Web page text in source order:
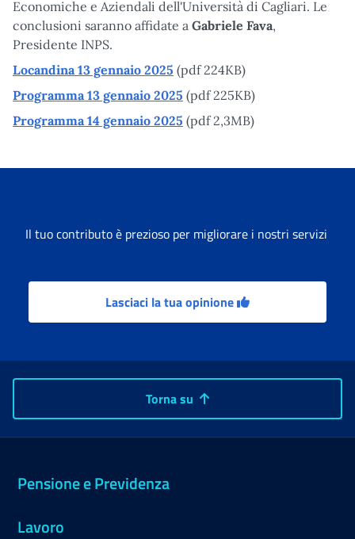
Economiche e Aziendali dell'Università di Cagliari. Le
conclusioni saranno affidate a Gabriele Fava,
Presidente INPS.
Locandina 13 gennaio 2025 (pdf 224KB)
Programma 13 gennaio 2025 (pdf 225KB)
Programma 14 gennaio 2025 (pdf 2,3MB)
Il tuo contributo è prezioso per migliorare i nostri servizi
Lasciaci la tua opinione
Torna su
Pensione e Previdenza
Lavoro